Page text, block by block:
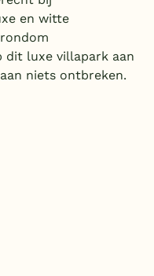
en witte
dit luxe villapark aan
niets ontbreken.